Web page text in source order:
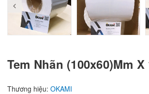
Tem Nhãn (100x60)mm X
Thương hiệu: OKAMI